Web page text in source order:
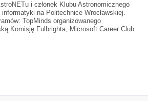
i członek Klubu Astronomicznego
na Politechnice Wrocławskiej.
TopMinds organizowanego
Komisję Fulbrighta, Microsoft Career Club